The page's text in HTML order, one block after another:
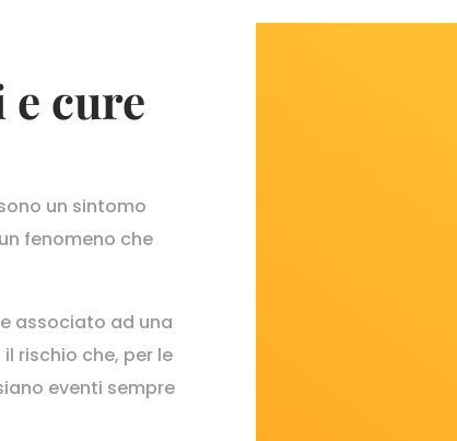
e cure
un sintomo
fenomeno che
associato ad una
rischio che, per le
eventi sempre